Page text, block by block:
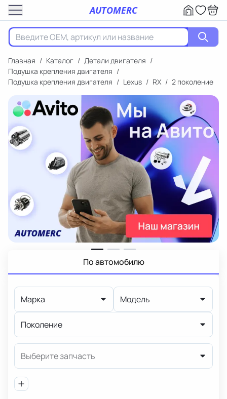
AUTOMERC
Главная / Каталог / Детали двигателя /
Подушка крепления двигателя /
Подушка крепления двигателя / Lexus / RX / 2 поколение
По автомобилю
Марка Модель
Поколение
Выберите запчасть